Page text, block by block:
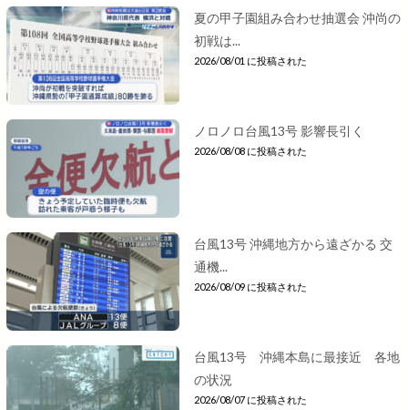
夏の甲子園組み合わせ抽選会 沖尚の
初戦は...
2026/08/01 に投稿された
ノロノロ台風13号 影響長引く
2026/08/08 に投稿された
台風13号 沖縄地方から遠ざかる 交
通機...
2026/08/09 に投稿された
台風13号 沖縄本島に最接近 各地
の状況
2026/08/07 に投稿された